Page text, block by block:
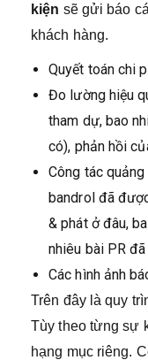
kiện sẽ gửi báo
khách hàng.
Quyết toán chi
Đo lường hiệu
tham dự, bao
có), phản hồi
Công tác quảng
bandrol đã
& phát ở đâu,
nhiêu bài PR
Các hình ảnh
Trên đây là quy
Tùy theo từng sự
hạng mục riêng.